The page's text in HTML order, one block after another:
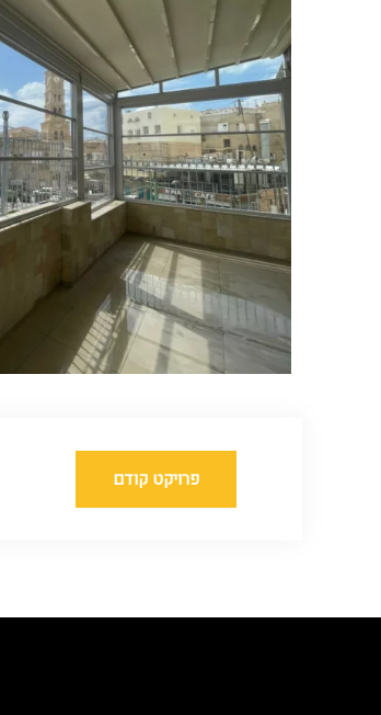
פרויקט קודם